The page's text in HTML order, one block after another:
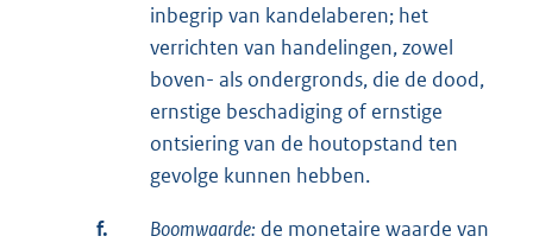
inbegrip van kandelaberen; het
verrichten van handelingen, zowel
boven- als ondergronds, die de dood,
ernstige beschadiging of ernstige
ontsiering van de houtopstand ten
gevolge kunnen hebben.
f. Boomwaarde: de monetaire waarde van